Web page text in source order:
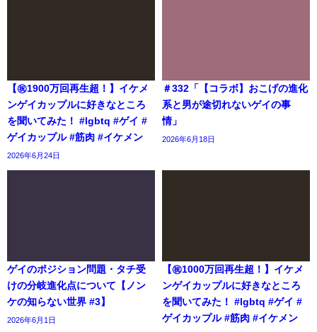
【㊗️1900万回再生超！】イケメ
ンゲイカップルに好きなところ
を聞いてみた！ #lgbtq #ゲイ #
ゲイカップル #筋肉 #イケメン
2026年6月24日
＃332「【コラボ】おこげの進化
系と男が途切れないゲイの事
情」
2026年6月18日
ゲイのポジション問題・タチ受
けの分岐進化点について【ノン
ケの知らない世界 #3】
2026年6月1日
【㊗️1000万回再生超！】イケメ
ンゲイカップルに好きなところ
を聞いてみた！ #lgbtq #ゲイ #
ゲイカップル #筋肉 #イケメン